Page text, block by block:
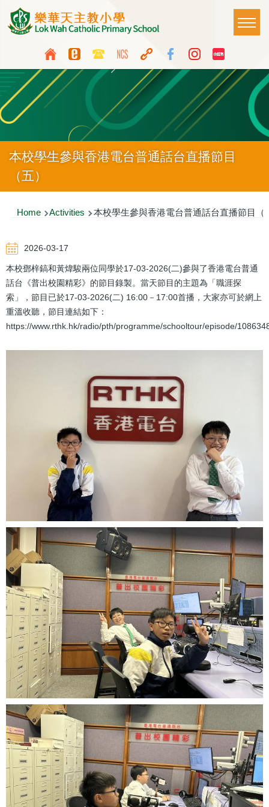
Skip to main content
Top
Media
Icon
Button
Language
switcher
Main
本校學生參與香港電台普通話台直播節目
（五）
Breadcrumb
Home Activities 本校學生參與香港電台普通話台直播節目（
2026-03-17
本校鄧梓鎬和黃煒駿兩位同學於17-03-2026(二)參與了香港電台普通
話台《普出校園精彩》的節目錄製。當天節目的主題為「職涯探
索」，節目已於17-03-2026(二) 16:00－17:00首播，大家亦可於網上
重溫收聽，節目連結如下：
https://www.rthk.hk/radio/pth/programme/schooltour/episode/